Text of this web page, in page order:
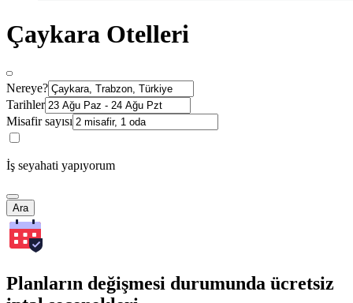
Çaykara Otelleri
Nereye?
Tarihler
Misafir sayısı
İş seyahati yapıyorum
Ara
Planların değişmesi durumunda ücretsiz